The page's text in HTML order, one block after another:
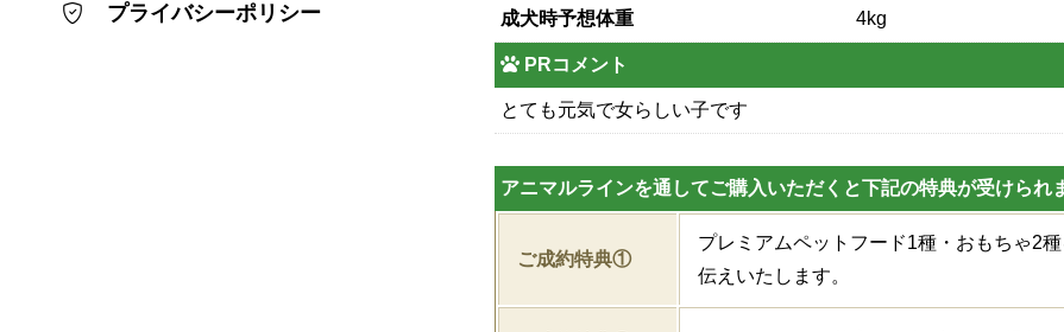
成犬時予想体重 4kg
PRコメント
とても元気で女らしい子です
アニマルラインを通してご購入いただくと下記の特典が受けられ
ご成約特典①
プレミアムペットフード1種・おもちゃ2
伝えいたします。
プライバシーポリシー